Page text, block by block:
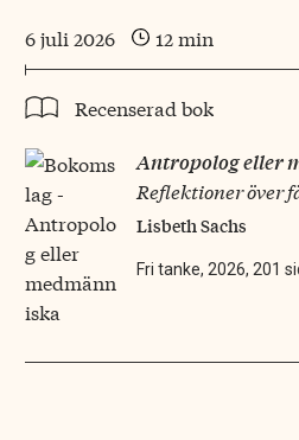
6 juli 2026 12 min
Recenserad bok
Antropolog eller
Reflektioner över
Lisbeth Sachs
Fri tanke, 2026, 201